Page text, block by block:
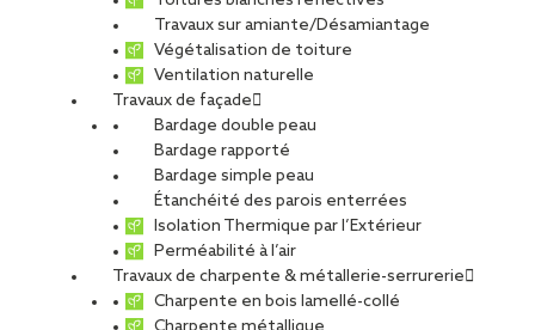
Travaux sur amiante/Désamiantage
Végétalisation de toiture
Ventilation naturelle
Travaux de façade
Bardage double peau
Bardage rapporté
Bardage simple peau
Étanchéité des parois enterrées
Isolation Thermique par l’Extérieur
Perméabilité à l’air
Travaux de charpente & métallerie-serrurerie
Charpente en bois lamellé-collé
Charpente métallique
05 février 2021
Expérimentées et polyvalentes, les équipes
interviennent sur tous types d’ouvrages (industriels, tertiaire,
commerce…).
Intégré à chaque agence de notre réseau national de 40 agences
et secteurs, un serviceSoprassistance® est dédié aux
interventions rapides, entretiens et petits travaux pour
répondre à vos besoins dans les meilleurs délais.
Découvez le site web dédié aux services